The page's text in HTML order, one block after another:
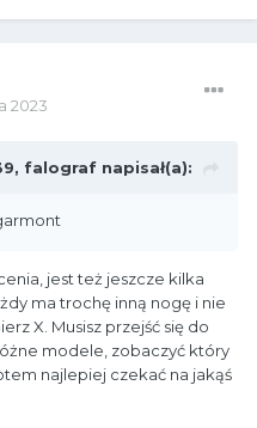
2023
falograf napisał(a):
jest też jeszcze kilka
ma trochę inną nogę i nie
X. Musisz przejść się do
modele, zobaczyć który
najlepiej czekać na jakąś